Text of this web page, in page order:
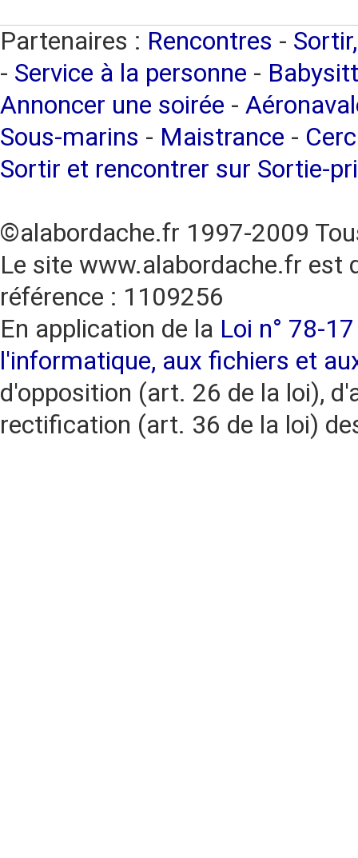
Partenaires : Rencontres -
- Service à la personne -
Annoncer une soirée -
Sous-marins - Maistrance -
Sortir et rencontrer sur Sortie-
©alabordache.fr 1997-2009
Le site www.alabordache.fr est
référence : 1109256
En application de la Loi n° 78-
l'informatique, aux fichiers et
d'opposition (art. 26 de la loi),
rectification (art. 36 de la loi)